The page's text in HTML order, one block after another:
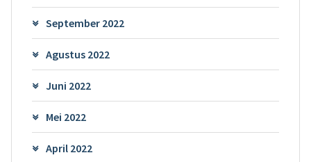
September 2022
Agustus 2022
Juni 2022
Mei 2022
April 2022